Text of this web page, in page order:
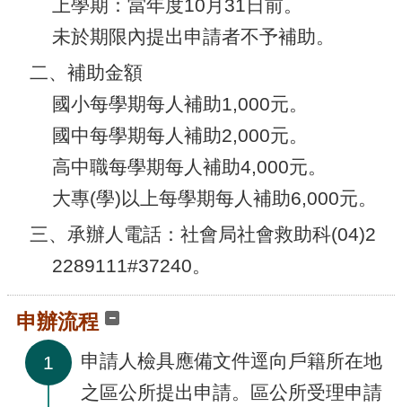
上學期：當年度10月31日前。
未於期限內提出申請者不予補助。
二、補助金額
國小每學期每人補助1,000元。
國中每學期每人補助2,000元。
高中職每學期每人補助4,000元。
大專(學)以上每學期每人補助6,000元。
三、承辦人電話：社會局社會救助科(04)2
2289111#37240。
申辦流程
1
申請人檢具應備文件逕向戶籍所在地
之區公所提出申請。區公所受理申請